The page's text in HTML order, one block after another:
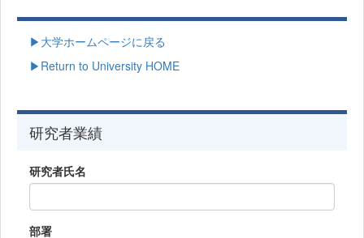
▶大学ホームページに戻る
▶Return to University HOME
研究者業績
研究者氏名
部署